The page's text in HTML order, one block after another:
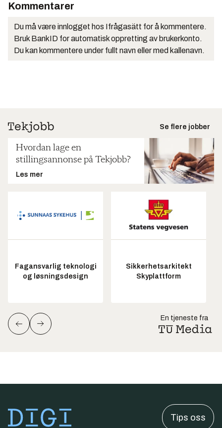
Kommentarer
Du må være innlogget hos Ifrågasätt for å kommentere.
Bruk BankID for automatisk oppretting av brukerkonto.
Du kan kommentere under fullt navn eller med kallenavn.
Se flere jobber
Hvordan lage en
stillingsannonse på Tekjobb?
Les mer
Fagansvarlig teknologi
og løsningsdesign
Sikkerhetsarkitekt
Skyplattform
En tjeneste fra
Tips oss